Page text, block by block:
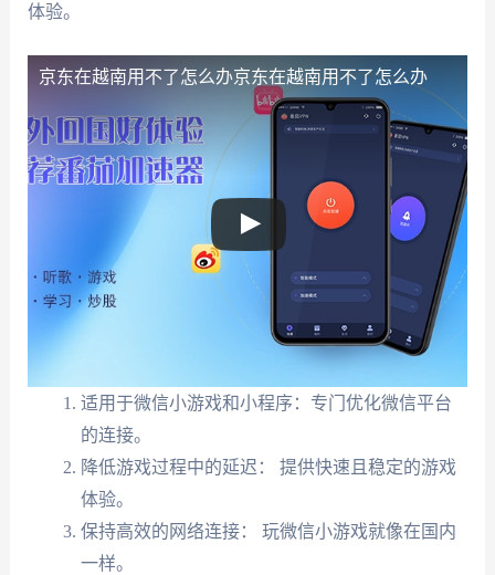
体验。
京东在越南用不了怎么办京东在越南用不了怎么办
适用于微信小游戏和小程序：专门优化微信平台
的连接。
降低游戏过程中的延迟： 提供快速且稳定的游戏
体验。
保持高效的网络连接： 玩微信小游戏就像在国内
一样。